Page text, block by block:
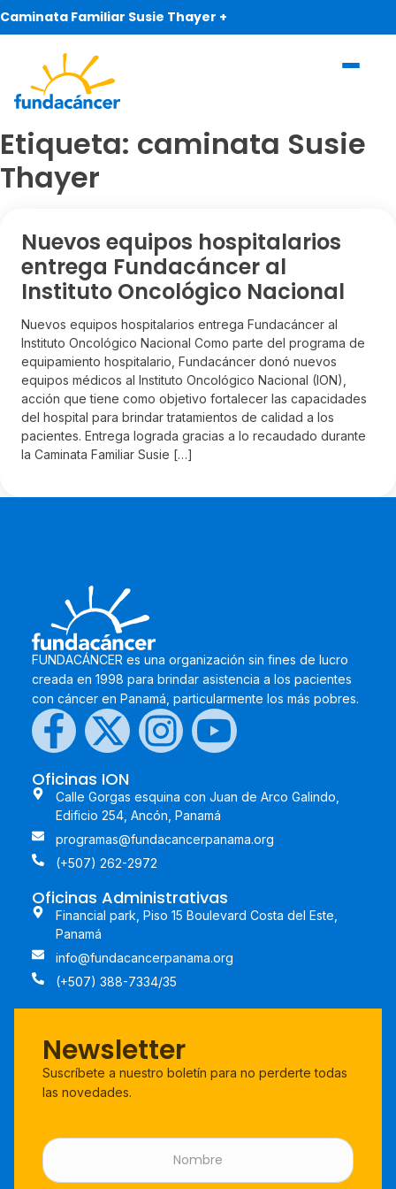
Caminata Familiar Susie Thayer +
Etiqueta: caminata Susie
Thayer
Nuevos equipos hospitalarios
entrega Fundacáncer al
Instituto Oncológico Nacional
Nuevos equipos hospitalarios entrega Fundacáncer al
Instituto Oncológico Nacional Como parte del programa de
equipamiento hospitalario, Fundacáncer donó nuevos
equipos médicos al Instituto Oncológico Nacional (ION),
acción que tiene como objetivo fortalecer las capacidades
del hospital para brindar tratamientos de calidad a los
pacientes. Entrega lograda gracias a lo recaudado durante
la Caminata Familiar Susie […]
FUNDACÁNCER es una organización sin fines de lucro
creada en 1998 para brindar asistencia a los pacientes
con cáncer en Panamá, particularmente los más pobres.
Oficinas ION
Calle Gorgas esquina con Juan de Arco Galindo,
Edificio 254, Ancón, Panamá
programas@fundacancerpanama.org
(+507) 262-2972
Oficinas Administrativas
Financial park, Piso 15 Boulevard Costa del Este,
Panamá
info@fundacancerpanama.org
(+507) 388-7334/35
Newsletter
Suscríbete a nuestro boletín para no perderte todas
las novedades.